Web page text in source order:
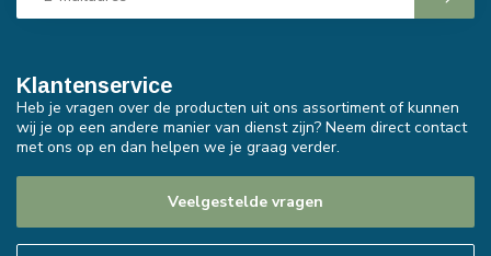
Klantenservice
Heb je vragen over de producten uit ons assortiment of kunnen
wij je op een andere manier van dienst zijn? Neem direct contact
met ons op en dan helpen we je graag verder.
Veelgestelde vragen